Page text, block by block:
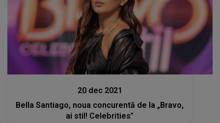
Stiri mondene
20 dec 2021
Bella Santiago, noua concurentă de la „Bravo,
ai stil! Celebrities”